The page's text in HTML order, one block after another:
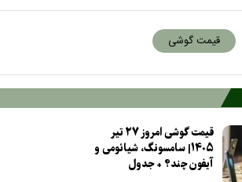
قیمت گوشی
قیمت گوشی امروز ۲۷ تیر
۱۴۰۵| سامسونگ، شیائومی و
آیفون چند؟ + جدول